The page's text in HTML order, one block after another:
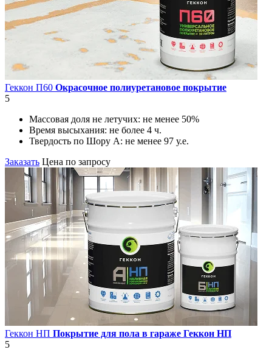
Геккон П60 Окрасочное полиуретановое покрытие
5
Массовая доля не летучих: не менее 50%
Время высыхания: не более 4 ч.
Твердость по Шору А: не менее 97 у.е.
Заказать Цена по запросу
Геккон НП Покрытие для пола в гараже Геккон НП
5